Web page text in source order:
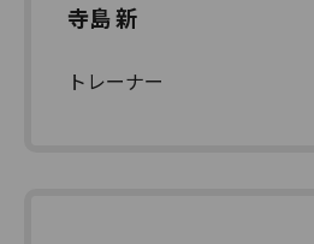
寺島 新
トレーナー